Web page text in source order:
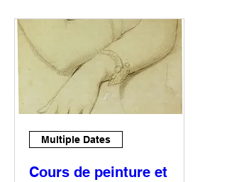
Multiple Dates
Cours de peinture et